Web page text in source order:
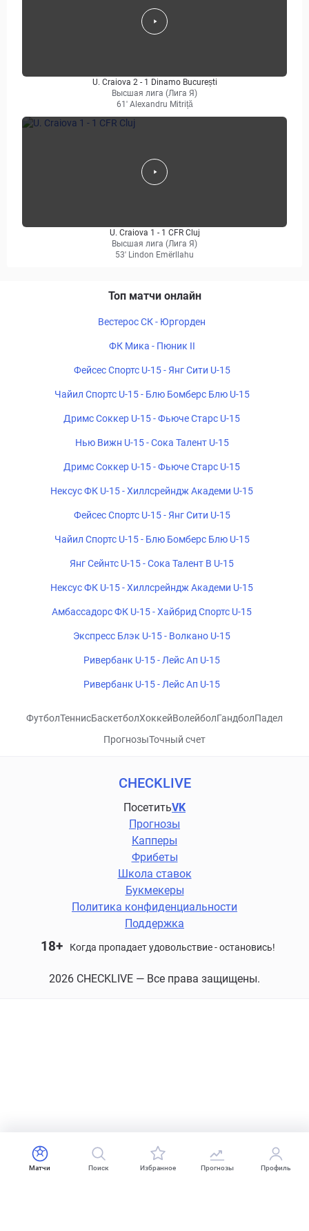
U. Craiova 2 - 1 Dinamo București
Высшая лига (Лига Я)
61' Alexandru Mitriță
U. Craiova 1 - 1 CFR Cluj
Высшая лига (Лига Я)
53' Lindon Emërllahu
Топ матчи онлайн
Вестерос СК - Юргорден
ФК Мика - Пюник II
Фейсес Спортс U-15 - Янг Сити U-15
Чайил Спортс U-15 - Блю Бомберс Блю U-15
Дримс Соккер U-15 - Фьюче Старс U-15
Нью Вижн U-15 - Сока Талент U-15
Дримс Соккер U-15 - Фьюче Старс U-15
Нексус ФК U-15 - Хиллсрейндж Академи U-15
Фейсес Спортс U-15 - Янг Сити U-15
Чайил Спортс U-15 - Блю Бомберс Блю U-15
Янг Сейнтс U-15 - Сока Талент B U-15
Нексус ФК U-15 - Хиллсрейндж Академи U-15
Амбассадорс ФК U-15 - Хайбрид Спортс U-15
Экспресс Блэк U-15 - Волкано U-15
Ривербанк U-15 - Лейс Ап U-15
Ривербанк U-15 - Лейс Ап U-15
ФутболТеннисБаскетболХоккейВолейболГандболПадел
ПрогнозыТочный счет
CHECKLIVE
ПосетитьVK
Прогнозы
Капперы
Фрибеты
Школа ставок
Букмекеры
Политика конфиденциальности
Поддержка
18+ Когда пропадает удовольствие - остановись!
2026 CHECKLIVE — Все права защищены.
Матчи Поиск Избранное Прогнозы Профиль